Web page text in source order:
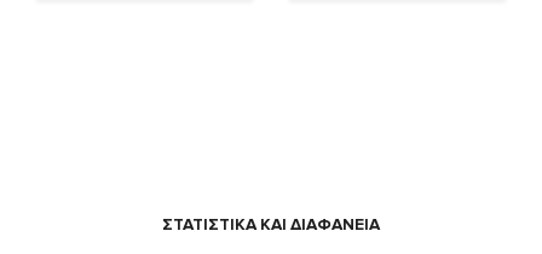
ΣΤΑΤΙΣΤΙΚΑ ΚΑΙ ΔΙΑΦΑΝΕΙΑ